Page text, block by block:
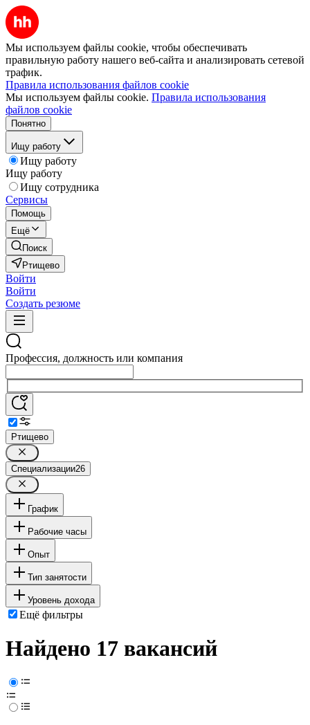
Мы используем файлы cookie, чтобы обеспечивать
правильную работу нашего веб-сайта и анализировать сетевой
трафик.
Правила использования файлов cookie
Мы используем файлы cookie. Правила использования
файлов cookie
Понятно
Ищу работу
Ищу работу
Ищу работу
Ищу сотрудника
Сервисы
Помощь
Ещё
Поиск
Ртищево
Войти
Войти
Создать резюме
Профессия, должность или компания
Ртищево
Специализации26
График
Рабочие часы
Опыт
Тип занятости
Уровень дохода
Ещё фильтры
Найдено 17 вакансий